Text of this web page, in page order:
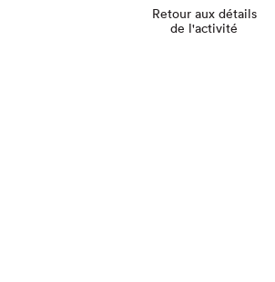
Retour aux détails
de l'activité